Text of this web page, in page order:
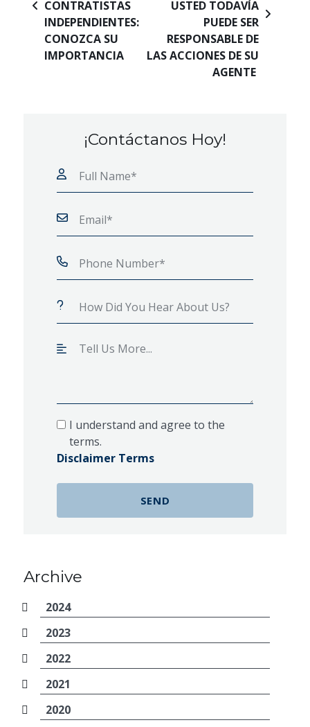
CONTRATISTAS
INDEPENDIENTES:
CONOZCA SU
IMPORTANCIA
USTED TODAVÍA
PUEDE SER
RESPONSABLE DE
LAS ACCIONES DE SU
AGENTE
¡Contáctanos Hoy!
I understand and agree to the
terms.
Disclaimer Terms
Archive
2024
2023
2022
2021
2020